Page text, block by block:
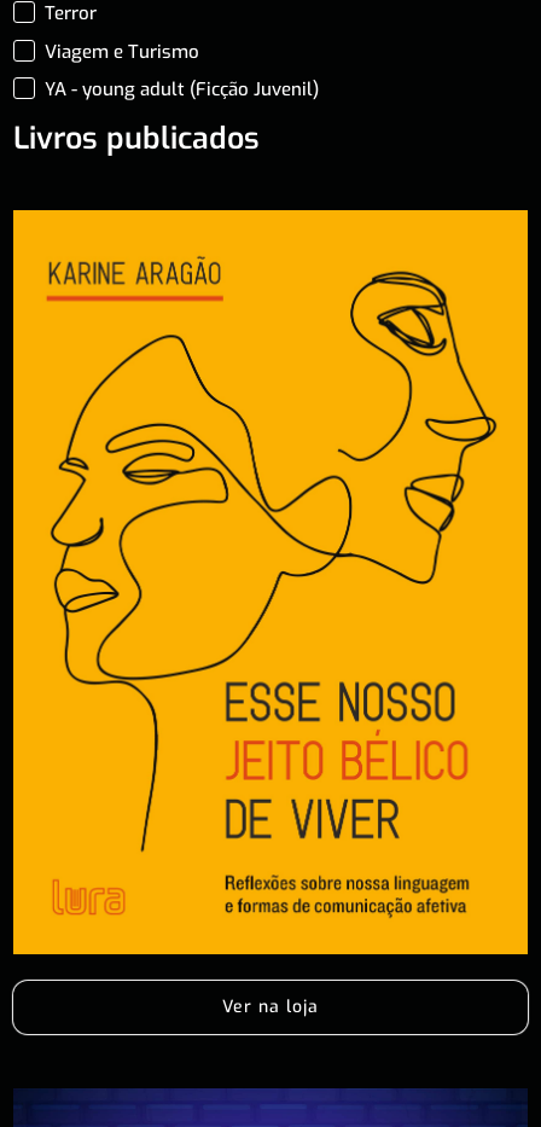
Terror
Viagem e Turismo
YA - young adult (Ficção Juvenil)
Livros publicados
Ver na loja